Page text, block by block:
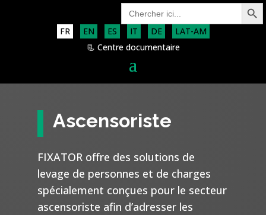
Search
for:
Search Button
FR EN ES IT DE
LAT-AM
📃 Centre documentaire
Ascensoriste
FIXATOR offre des solutions de
levage de personnes et de charges
spécialement conçues pour le secteur
ascensoriste afin d’adresser les